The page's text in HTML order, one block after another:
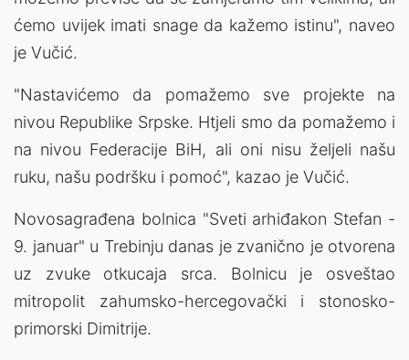
ćemo uvijek imati snage da kažemo istinu", naveo
je Vučić.
"Nastavićemo da pomažemo sve projekte na
nivou Republike Srpske. Htjeli smo da pomažemo i
na nivou Federacije BiH, ali oni nisu željeli našu
ruku, našu podršku i pomoć", kazao je Vučić.
Novosagrađena bolnica "Sveti arhiđakon Stefan -
9. januar" u Trebinju danas je zvanično je otvorena
uz zvuke otkucaja srca. Bolnicu je osveštao
mitropolit zahumsko-hercegovački i stonosko-
primorski Dimitrije.